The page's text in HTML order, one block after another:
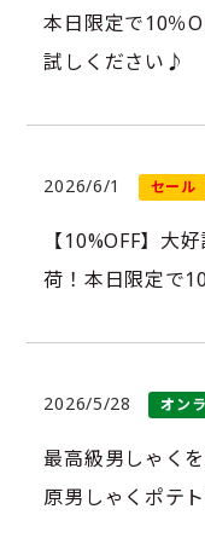
本日限定で10％
試しください♪
2026/6/1 セール
【10%OFF】大
荷！本日限定で
2026/5/28 オン
最高級男しゃく
原男しゃくポテ